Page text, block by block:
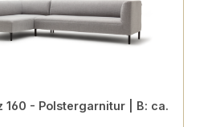
160 - Polstergarnitur | B: ca.